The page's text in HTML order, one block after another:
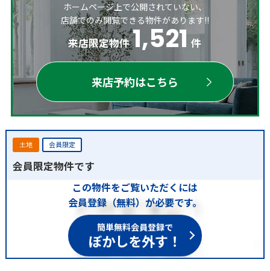
ホームページ上で公開されていない、
店舗でのみ閲覧できる物件があります!!
来店限定物件 1,521 件
来店予約はこちら
土地 会員限定
会員限定物件です
この物件をご覧いただくには
会員登録（無料）が必要です。
簡単無料会員登録で
ぼかしを外す！